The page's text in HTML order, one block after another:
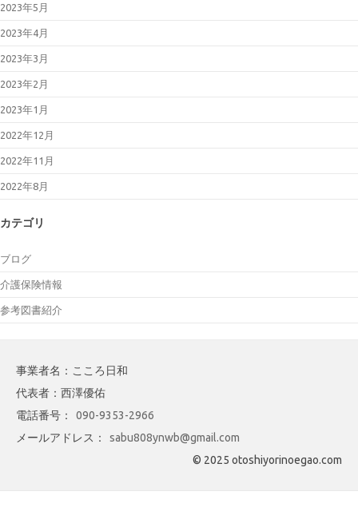
2023年5月
2023年4月
2023年3月
2023年2月
2023年1月
2022年12月
2022年11月
2022年8月
カテゴリ
ブログ
介護保険情報
参考図書紹介
事業者名：こころ日和
代表者：西澤優佑
電話番号：
090-9353-2966
メールアドレス：
sabu808ynwb@gmail.com
© 2025 otoshiyorinoegao.com